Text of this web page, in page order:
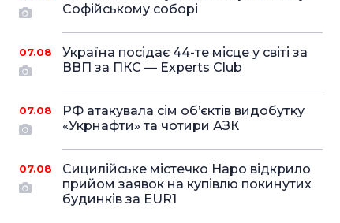
Софійському соборі
07.08
Україна посідає 44-те місце у світі за
ВВП за ПКС — Experts Club
07.08
РФ атакувала сім об’єктів видобутку
«Укрнафти» та чотири АЗК
07.08
Сицилійське містечко Наро відкрило
прийом заявок на купівлю покинутих
будинків за EUR1